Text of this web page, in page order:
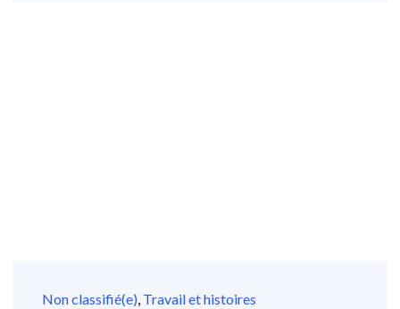
Non classifié(e), Travail et histoires